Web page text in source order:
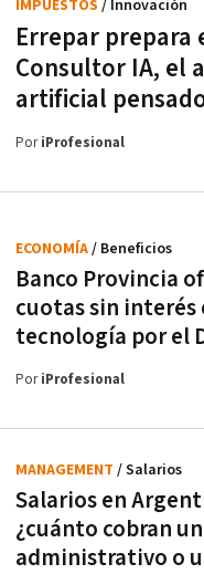
Errepar prepara
Consultor IA, el
artificial
IMPUESTOS / Innovación
PoriProfesional
Banco Provincia
cuotas sin
tecnología por el
ECONOMÍA/ Beneficios
PoriProfesional
Salarios en
¿cuánto cobran
administrativo o
MANAGEMENT / Salarios